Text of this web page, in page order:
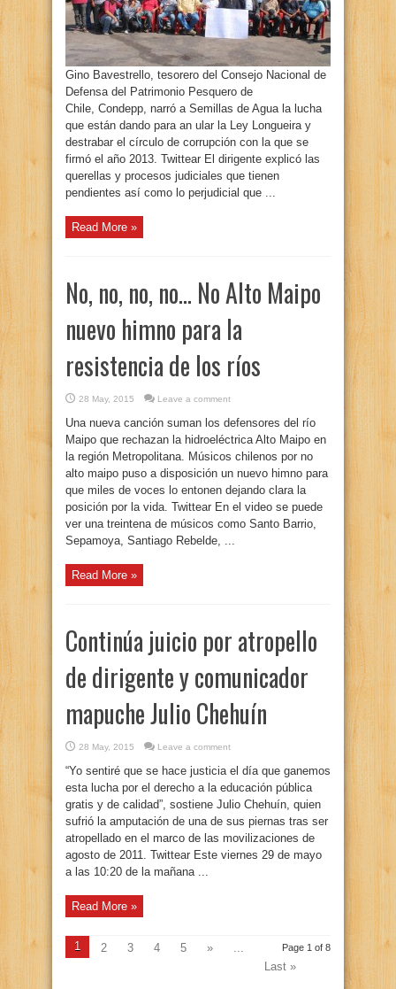
Gino Bavestrello, tesorero del Consejo Nacional de
Defensa del Patrimonio Pesquero de
Chile, Condepp, narró a Semillas de Agua la lucha
que están dando para an ular la Ley Longueira y
destrabar el círculo de corrupción con la que se
firmó el año 2013. Twittear El dirigente explicó las
querellas y procesos judiciales que tienen
pendientes así como lo perjudicial que ...
Read More »
No, no, no, no… No Alto Maipo
nuevo himno para la
resistencia de los ríos
28 May, 2015 Leave a comment
Una nueva canción suman los defensores del río
Maipo que rechazan la hidroeléctrica Alto Maipo en
la región Metropolitana. Músicos chilenos por no
alto maipo puso a disposición un nuevo himno para
que miles de voces lo entonen dejando clara la
posición por la vida. Twittear En el video se puede
ver una treintena de músicos como Santo Barrio,
Sepamoya, Santiago Rebelde, ...
Read More »
Continúa juicio por atropello
de dirigente y comunicador
mapuche Julio Chehuín
28 May, 2015 Leave a comment
“Yo sentiré que se hace justicia el día que ganemos
esta lucha por el derecho a la educación pública
gratis y de calidad”, sostiene Julio Chehuín, quien
sufrió la amputación de una de sus piernas tras ser
atropellado en el marco de las movilizaciones de
agosto de 2011. Twittear Este viernes 29 de mayo
a las 10:20 de la mañana ...
Read More »
Page 1 of 8
1 2 3 4 5 »
...
Last »